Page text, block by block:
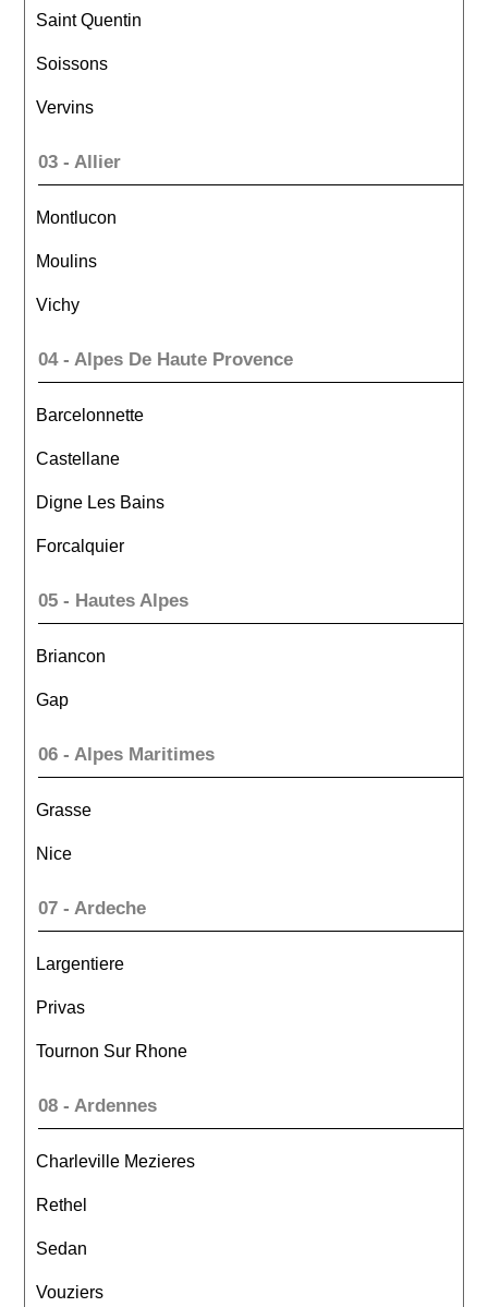
Saint Quentin
Soissons
Vervins
03 - Allier
Montlucon
Moulins
Vichy
04 - Alpes De Haute Provence
Barcelonnette
Castellane
Digne Les Bains
Forcalquier
05 - Hautes Alpes
Briancon
Gap
06 - Alpes Maritimes
Grasse
Nice
07 - Ardeche
Largentiere
Privas
Tournon Sur Rhone
08 - Ardennes
Charleville Mezieres
Rethel
Sedan
Vouziers